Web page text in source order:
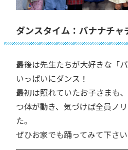
ダンスタイム：バナナチャ
最後は先生たちが大好きな「
いっぱいにダンス！
最初は照れていたお子さまも
つ体が動き、気づけば全員ノ
た。
ぜひお家でも踊ってみて下さい